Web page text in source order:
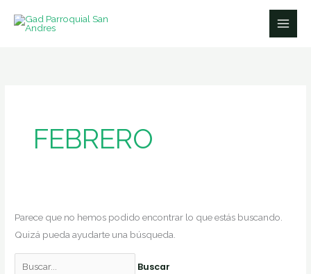
FEBRERO
Parece que no hemos podido encontrar lo que estás buscando.
Quizá pueda ayudarte una búsqueda.
por: